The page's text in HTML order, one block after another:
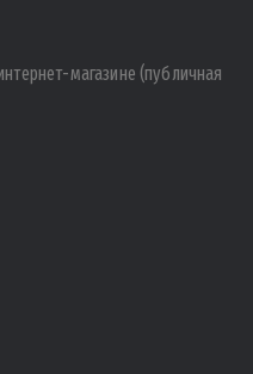
магазине (публичная